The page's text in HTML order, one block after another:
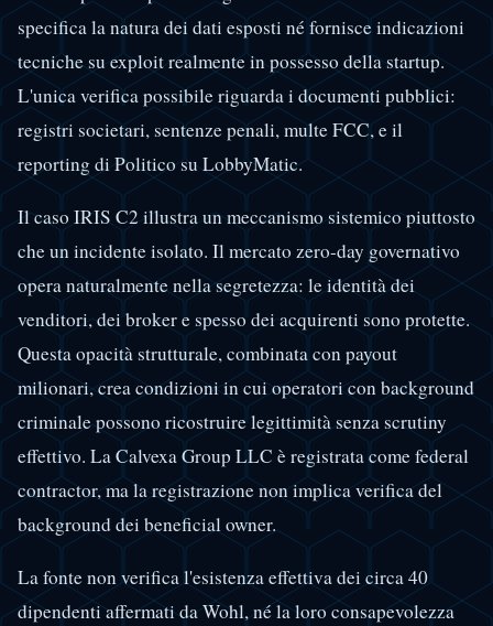
specifica la natura dei dati esposti né fornisce indicazioni
tecniche su exploit realmente in possesso della startup.
L'unica verifica possibile riguarda i documenti pubblici:
registri societari, sentenze penali, multe FCC, e il
reporting di Politico su LobbyMatic.
Il caso IRIS C2 illustra un meccanismo sistemico piuttosto
che un incidente isolato. Il mercato zero-day governativo
opera naturalmente nella segretezza: le identità dei
venditori, dei broker e spesso dei acquirenti sono protette.
Questa opacità strutturale, combinata con payout
milionari, crea condizioni in cui operatori con background
criminale possono ricostruire legittimità senza scrutiny
effettivo. La Calvexa Group LLC è registrata come federal
contractor, ma la registrazione non implica verifica del
background dei beneficial owner.
La fonte non verifica l'esistenza effettiva dei circa 40
dipendenti affermati da Wohl, né la loro consapevolezza